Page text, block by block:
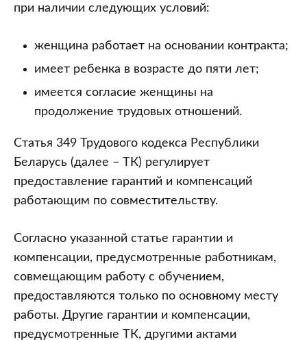
5
при наличии следующих условий:
женщина работает на основании контракта;
имеет ребенка в возрасте до пяти лет;
имеется согласие женщины на
продолжение трудовых отношений.
Статья 349 Трудового кодекса Республики
Беларусь (далее – ТК) регулирует
предоставление гарантий и компенсаций
работающим по совместительству.
Согласно указанной статье гарантии и
компенсации, предусмотренные работникам,
совмещающим работу с обучением,
предоставляются только по основному месту
работы. Другие гарантии и компенсации,
предусмотренные ТК, другими актами